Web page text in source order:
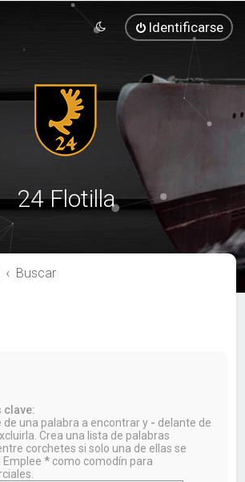
Identificarse
24 Flotilla
Buscar
clave:
de una palabra a encontrar y - delante de
Crea una lista de palabras
corchetes si solo una de ellas se
Emplee* como comodín para